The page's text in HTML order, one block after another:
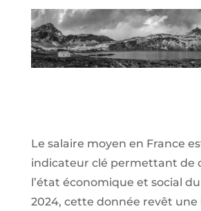
Le salaire moyen en France
indicateur clé permettant de
l’état économique et social
2024, cette donnée revêt